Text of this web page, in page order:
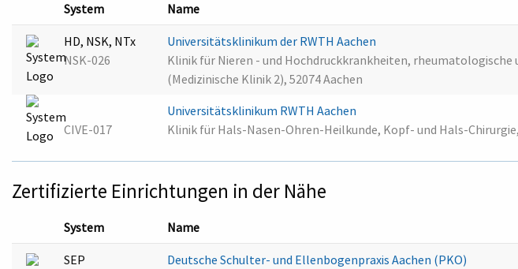
System Name
HD, NSK, NTx
NSK-026
Universitätsklinikum der RWTH Aachen
Klinik für Nieren - und Hochdruckkrankheiten,
(Medizinische Klinik 2), 52074 Aachen
CIVE-017
Universitätsklinikum RWTH Aachen
Klinik für Hals-Nasen-Ohren-Heilkunde, Kopf- und Hals-
Zertifizierte Einrichtungen in der Nähe
System Name
SEP
Deutsche Schulter- und Ellenbogenpraxis Aachen (PKO)